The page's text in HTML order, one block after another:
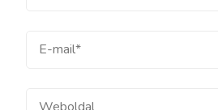
E-
Weboldal